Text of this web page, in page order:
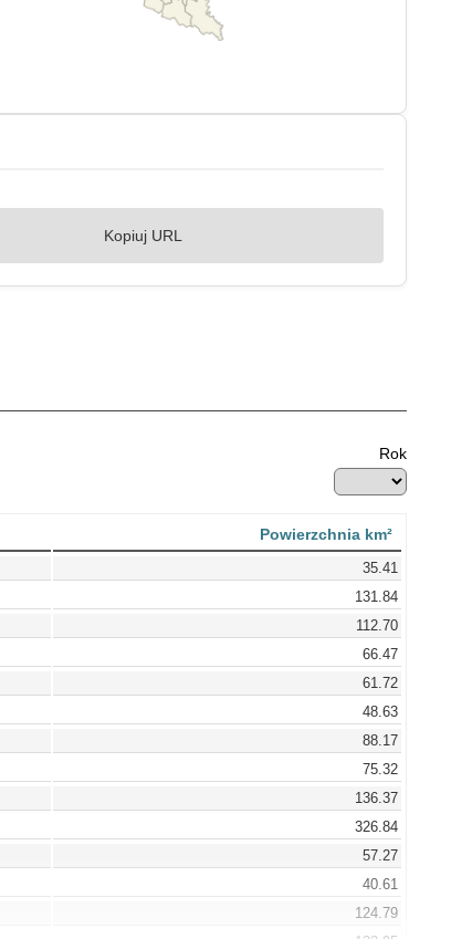
Kopiuj URL
Rok
Powierzchnia km²
35.41
131.84
112.70
66.47
61.72
48.63
88.17
75.32
136.37
326.84
57.27
40.61
124.79